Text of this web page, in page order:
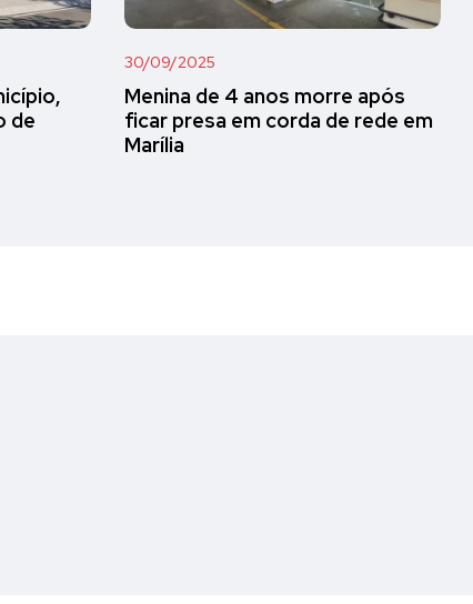
de
30/09/2025
Menina de 4 anos morre após
ficar presa em corda de rede em
Marília